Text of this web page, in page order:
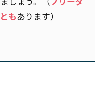
もあります）